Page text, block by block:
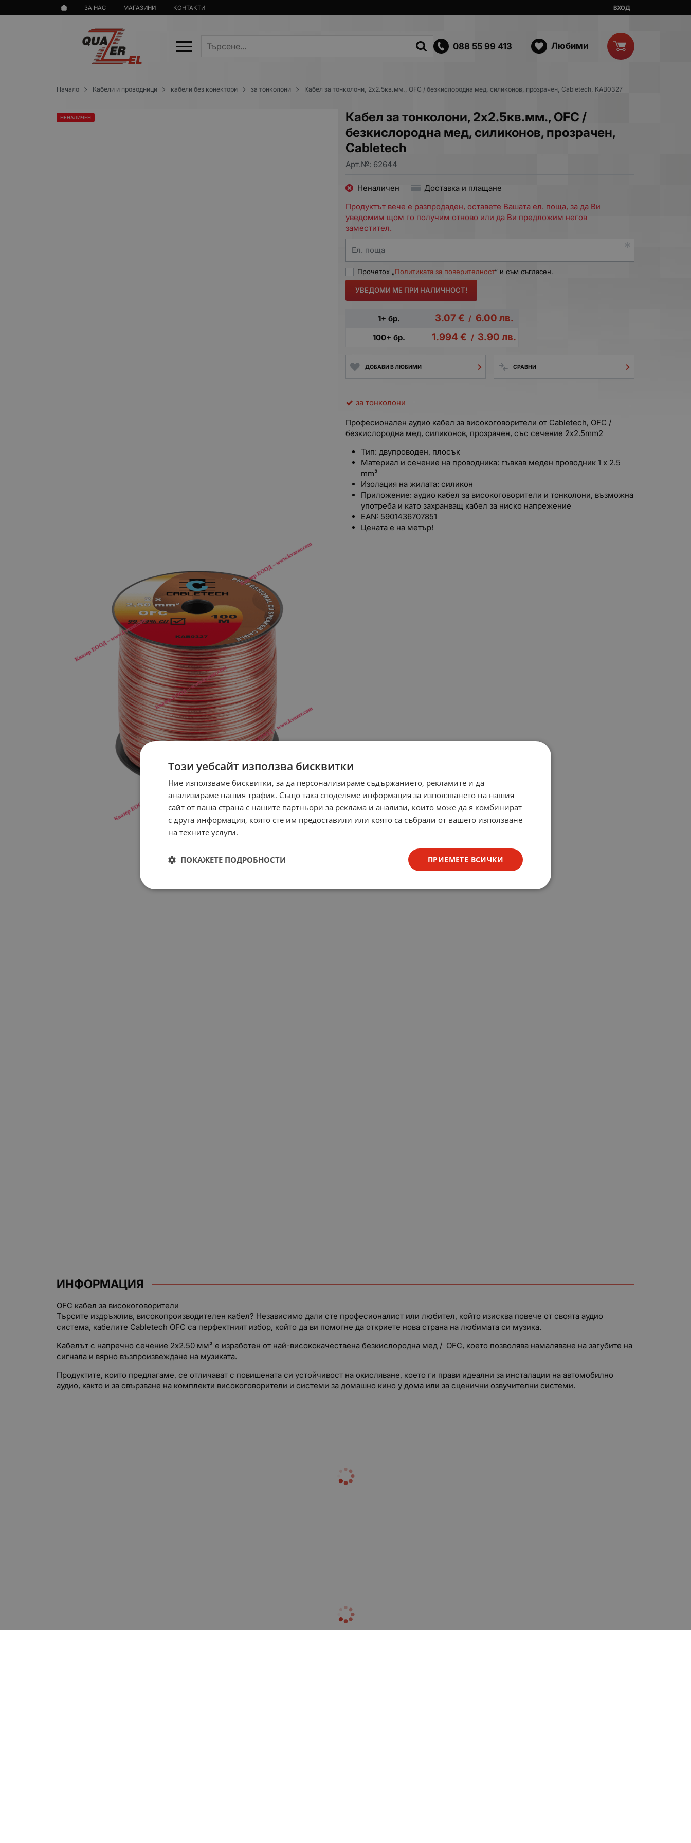
ЗА НАС МАГАЗИНИ КОНТАКТИ ВХОД
088 55 99 413 Любими
Начало Кабели и проводници кабели без конектори за тонколони Кабел за тонколони, 2х2.5кв.мм., OFC / безкислородна мед, силиконов, прозрачен, Cabletech, KAB0327
Кабел за тонколони, 2х2.5кв.мм., OFC /
безкислородна мед, силиконов, прозрачен,
Cabletech
Арт.№: 62644
НЕНАЛИЧЕН
Неналичен
Доставка и плащане
Продуктът вече е разпродаден, оставете Вашата ел. поща, за да Ви
уведомим щом го получим отново или да Ви предложим негов
заместител.
Ел. поща
Прочетох „Политиката за поверителност“ и съм съгласен.
УВЕДОМИ МЕ ПРИ НАЛИЧНОСТ!
1+ бр. 3.07 € / 6.00 лв.
100+ бр. 1.994 € / 3.90 лв.
ДОБАВИ В ЛЮБИМИ СРАВНИ
за тонколони
Професионален аудио кабел за високоговорители от Cabletech, OFC /
безкислородна мед, силиконов, прозрачен, със сечение 2х2.5mm2
Тип: двупроводен, плосък
Материал и сечение на проводника: гъвкав меден проводник 1 х 2.5
mm²
Изолация на жилата: силикон
Приложение: аудио кабел за високоговорители и тонколони, възможна
употреба и като захранващ кабел за ниско напрежение
EAN: 5901436707851
Цената е на метър!
ИНФОРМАЦИЯ
OFC кабел за високоговорители
Търсите издръжлив, високопроизводителен кабел? Независимо дали сте професионалист или любител, който изисква повече от своята аудио
система, кабелите Cabletech OFC са перфектният избор, който да ви помогне да откриете нова страна на любимата си музика.
Кабелът с напречно сечение 2x2.50 мм² е изработен от най-висококачествена безкислородна мед / OFC, което позволява намаляване на загубите на
сигнала и вярно възпроизвеждане на музиката.
Продуктите, които предлагаме, се отличават с повишената си устойчивост на окисляване, което ги прави идеални за инсталации на автомобилно
аудио, както и за свързване на комплекти високоговорители и системи за домашно кино у дома или за сценични озвучителни системи.
Този уебсайт използва бисквитки
Ние използваме бисквитки, за да персонализираме съдържанието, рекламите и да
анализираме нашия трафик. Също така споделяме информация за използването на нашия
сайт от ваша страна с нашите партньори за реклама и анализи, които може да я комбинират
с друга информация, която сте им предоставили или която са събрали от вашето използване
на техните услуги.
ПРИЕМЕТЕ ВСИЧКИ
ПОКАЖЕТЕ ПОДРОБНОСТИ